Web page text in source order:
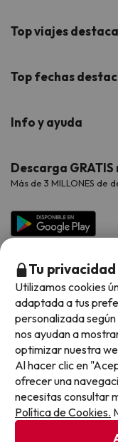
Buscounchollo en los
Proveedores
Viajes para grupos
Hoteles Andalucía
Hoteles Cataluña
Hoteles Galicia
Hoteles Salou
Top viajes
Viajes con Niños
Viajes de Novios
Chollos con Todo
Chollos en la playa
Hoteles con
Selección de la
Los favoritos de
Top fechas
Verano
Vacaciones en Agosto
Vacaciones en
Vacaciones en
Info y ayuda
Contáctanos
Preguntas frecuentes
Descarga
Más de 3 MILLONES de
Métodos de pago
Condiciones
Tu
Utilizamos cookies
adaptada a tus
personalizada
nos ayudan a
optimizar nuestra
Al hacer clic en
ofrecer una
necesitas consultar
Política de Cookies.